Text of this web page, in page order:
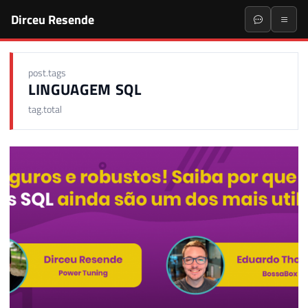
Dirceu Resende
post.tags
LINGUAGEM SQL
tag.total